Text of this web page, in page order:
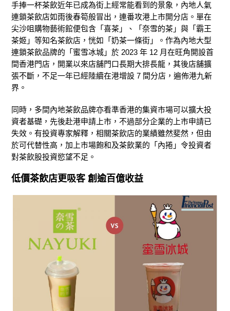
手捧一杯茶飲近年已成為街上經常能看到的景象，內地人氣
連鎖茶飲店如雨後春筍般冒出，連番攻港上市開分店。單在
尖沙咀購物藝術館便包含「喜茶」、「奈雪的茶」與「霸王
茶姬」等知名茶飲店，恍如「奶茶一條街」。作為內地大型
連鎖茶飲品牌的「蜜雪冰城」於 2023 年 12 月在旺角開設首
間香港門店，開業以來店舖門口長期大排長龍，其後店舖擴
張不斷，不足一年已經陸續在港增設 7 間分店，遍佈港九新
界。
同時，多間內地茶飲品牌亦看準香港的集資市場可以擴大投
資者基礎，先後赴港申請上市，不過部分企業的上市申請已
失效。有投資專家解釋，相關茶飲店的業績雖然斐然，但由
於可代替性高，加上市場飽和及茶飲業的「內捲」令投資者
對茶飲股投資慾望不足。
低價茶飲店更吸客 創逾百億收益